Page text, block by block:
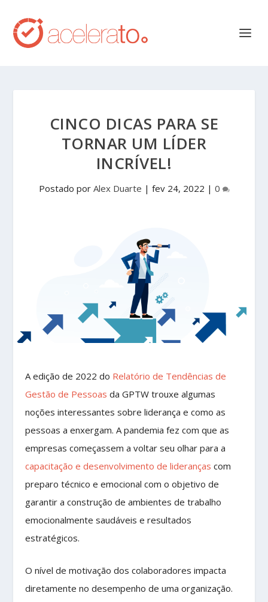
CINCO DICAS PARA SE
TORNAR UM LÍDER
INCRÍVEL!
Postado por Alex Duarte | fev 24, 2022 | 0
A edição de 2022 do Relatório de Tendências de
Gestão de Pessoas da GPTW trouxe algumas
noções interessantes sobre liderança e como as
pessoas a enxergam. A pandemia fez com que as
empresas começassem a voltar seu olhar para a
capacitação e desenvolvimento de lideranças com
preparo técnico e emocional com o objetivo de
garantir a construção de ambientes de trabalho
emocionalmente saudáveis e resultados
estratégicos.
O nível de motivação dos colaboradores impacta
diretamente no desempenho de uma organização.